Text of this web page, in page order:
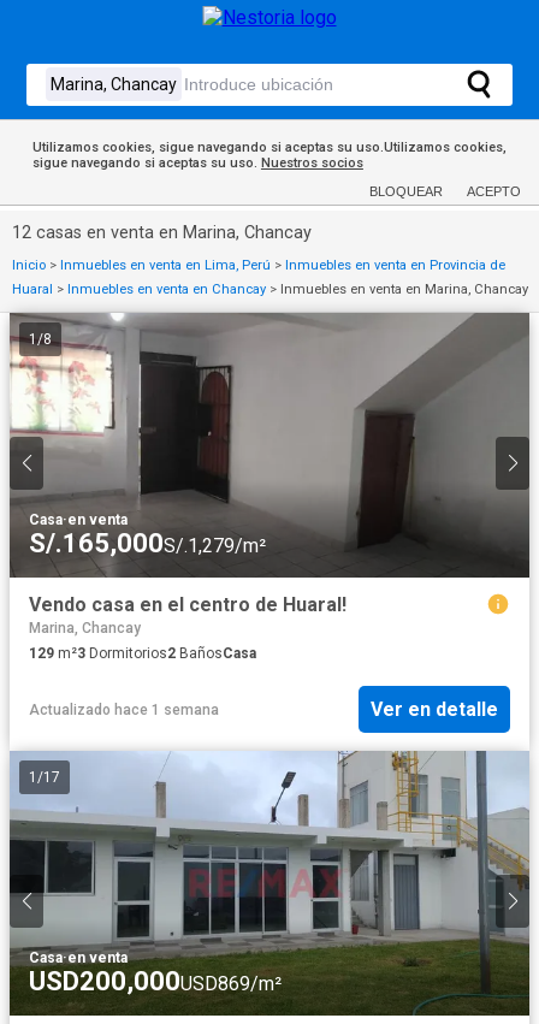
Utilizamos cookies, sigue navegando si aceptas su uso.Utilizamos cookies,
sigue navegando si aceptas su uso. Nuestros socios
BLOQUEAR ACEPTO
12 casas en venta en Marina, Chancay
Inicio > Inmuebles en venta en Lima, Perú > Inmuebles en venta en Provincia de
Huaral > Inmuebles en venta en Chancay > Inmuebles en venta en Marina, Chancay
1/8
Casa·en venta
S/.165,000S/.1,279/m²
Vendo casa en el centro de Huaral!
Marina, Chancay
129 m²3 Dormitorios2 BañosCasa
Actualizado hace 1 semana Ver en detalle
1 /17
Casa·en venta
USD200,000USD869/m²